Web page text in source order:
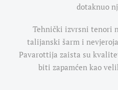
dotaknuo
Tehnički izvrsni tenori
talijanski šarm i
Pavarottija zaista su
biti zapamćen kao